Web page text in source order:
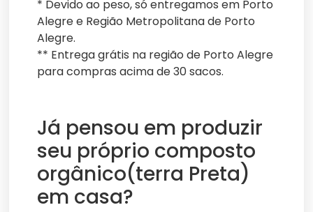
* Devido ao peso, só entregamos em Porto
Alegre e Região Metropolitana de Porto
Alegre.
** Entrega grátis na região de Porto Alegre
para compras acima de 30 sacos.
Já pensou em produzir
seu próprio composto
orgânico(terra Preta)
em casa?